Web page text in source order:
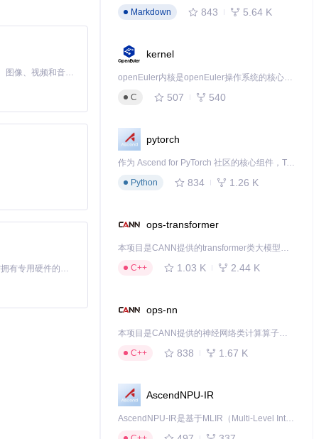
MiniMax H3 是一个通用的全模态生成系统。它支持对由文本、图像、视频和音频组成的多模态上下文进行统一理解，并能生成分辨率高达 2K、时长可达 15 秒的带原生立体声音频的视频。得益于面向任务泛化的系统设计，H3 在预训练阶段就已具备广泛的多模态上下文理解与生成能力，能够出色地执行复杂的多模态指令。
基于Python的Xiaozhi AI，适用于想要完整Xiaozhi体验而无需拥有专用硬件的用户。
Markdown
843 5.64 K
kernel
openEuler内核是openEuler操作系统的核心，既是系统性能与稳定性的基石，也是连接处理器、设备与服务的桥梁。
C
507 540
pytorch
作为 Ascend for PyTorch 社区的核心组件，TorchNPU 是昇腾专为 PyTorch 打造的深度学习适配插件，使 PyTorch 框架能够直接调用昇腾 NPU，为开发者提供昇腾 AI 处理器的超强算力。
Python
834 1.26 K
ops-transformer
本项目是CANN提供的transformer类大模型算子库，实现网络在NPU上加速计算。
C++
1.03 K 2.44 K
ops-nn
本项目是CANN提供的神经网络类计算算子库，实现网络在NPU上加速计算。
C++
838 1.67 K
AscendNPU-IR
AscendNPU-IR是基于MLIR（Multi-Level Intermediate Representation）构建的，面向昇腾亲和算子编译时使用的中间表示，提供昇腾完备表达能力，通过编译优化提升昇腾AI处理器计算效率，支持通过生态框架使能昇腾AI处理器与深度调优